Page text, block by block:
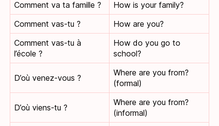
Comment va ta famille ?
How is your family?
Comment vas-tu ?
How are you?
Comment vas-tu à
l’école ?
How do you go to
school?
D’où venez-vous ?
Where are you from?
(formal)
D’où viens-tu ?
Where are you from?
(informal)